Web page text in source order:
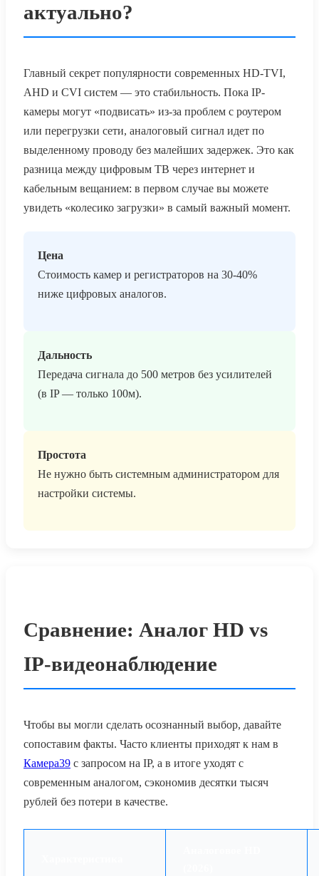
актуально?
Главный секрет популярности современных HD-TVI,
AHD и CVI систем — это стабильность. Пока IP-
камеры могут «подвисать» из-за проблем с роутером
или перегрузки сети, аналоговый сигнал идет по
выделенному проводу без малейших задержек. Это как
разница между цифровым ТВ через интернет и
кабельным вещанием: в первом случае вы можете
увидеть «колесико загрузки» в самый важный момент.
Цена
Стоимость камер и регистраторов на 30-40%
ниже цифровых аналогов.
Дальность
Передача сигнала до 500 метров без усилителей
(в IP — только 100м).
Простота
Не нужно быть системным администратором для
настройки системы.
Сравнение: Аналог HD vs
IP-видеонаблюдение
Чтобы вы могли сделать осознанный выбор, давайте
сопоставим факты. Часто клиенты приходят к нам в
Камера39 с запросом на IP, а в итоге уходят с
современным аналогом, сэкономив десятки тысяч
рублей без потери в качестве.